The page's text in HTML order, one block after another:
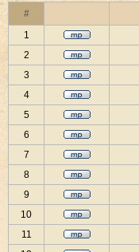
#
1
2
3
4
5
6
7
8
9
10
11